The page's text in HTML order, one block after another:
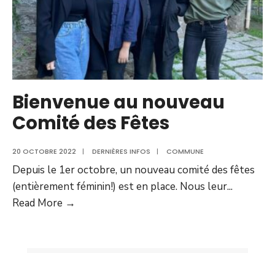
Bienvenue au nouveau
Comité des Fêtes
20 OCTOBRE 2022 | DERNIÈRES INFOS | COMMUNE
Depuis le 1er octobre, un nouveau comité des fêtes
(entièrement féminin!) est en place. Nous leur...
Read More →